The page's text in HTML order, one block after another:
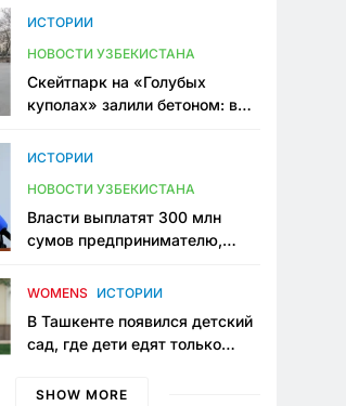
Узбекистане
ИСТОРИИ
НОВОСТИ УЗБЕКИСТАНА
Скейтпарк на «Голубых
куполах» залили бетоном: в
одно общественное
ИСТОРИИ
НОВОСТИ УЗБЕКИСТАНА
Власти выплатят 300 млн
сумов предпринимателю,
тюрьме по незаконному
WOMENS ИСТОРИИ
В Ташкенте появился детский
сад, где дети едят только
мама, которая устала просить
SHOW MORE